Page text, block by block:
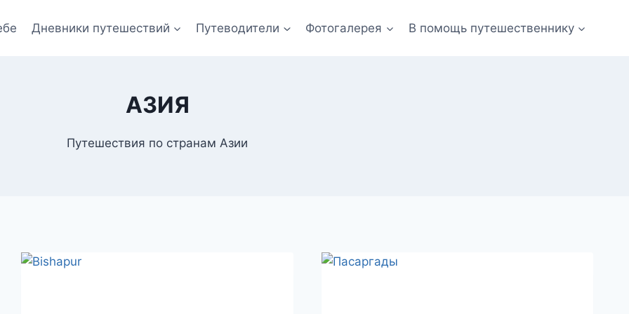
Дневники путешествий Путеводители Фотогалерея В помощь путешественнику
АЗИЯ
Путешествия по странам Азии